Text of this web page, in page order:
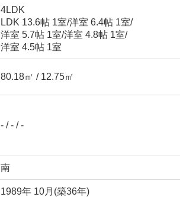
4LDK
LDK 13.6帖 1室/洋室 6.4帖 1室/
洋室 5.7帖 1室/洋室 4.8帖 1室/
洋室 4.5帖 1室
80.18㎡ / 12.75㎡
- / - / -
南
1989年 10月(築36年)